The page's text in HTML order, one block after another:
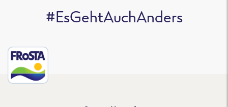
#EsGehtAuchAnders